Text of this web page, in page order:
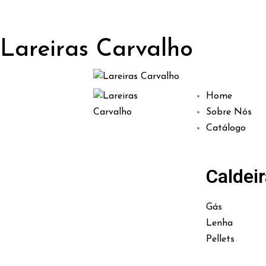
Lareiras Carvalho
Home
Sobre Nós
Catálogo
Gás
Lenha
Pellets